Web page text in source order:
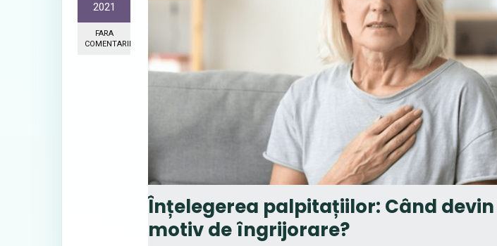
2021
FARA
COMENTARII
Înțelegerea palpitațiilor: Când
motiv de îngrijorare?